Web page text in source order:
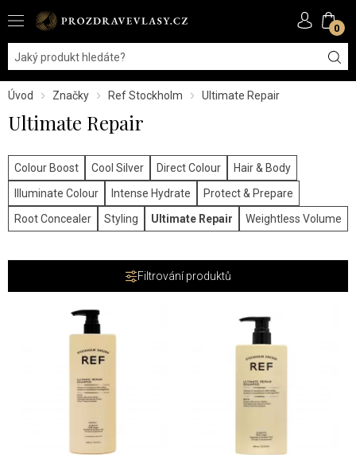
0
Úvod Značky Ref Stockholm Ultimate Repair
Ultimate Repair
Colour Boost Cool Silver Direct Colour
Hair & Body
Illuminate Colour
Intense Hydrate
Protect & Prepare
Root Concealer
Styling Ultimate Repair Weightless Volume
Filtrování produktů